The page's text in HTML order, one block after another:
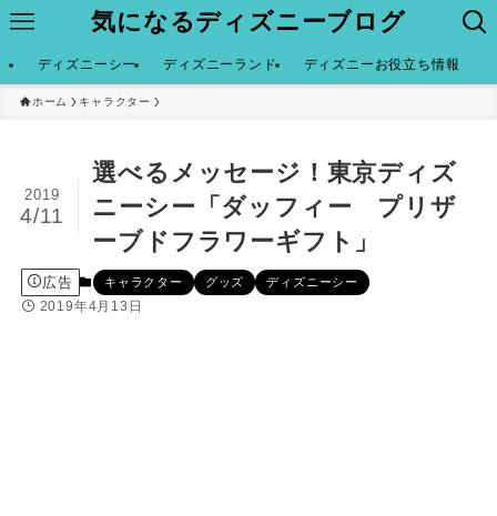
気になるディズニーブログ
ディズニーシー ディズニーランド ディズニーお役立ち情報
ホーム キャラクター
選べるメッセージ！東京ディズ
ニーシー「ダッフィー プリザ
ーブドフラワーギフト」
2019
4/11
広告 キャラクター グッズ ディズニーシー
2019年4月13日